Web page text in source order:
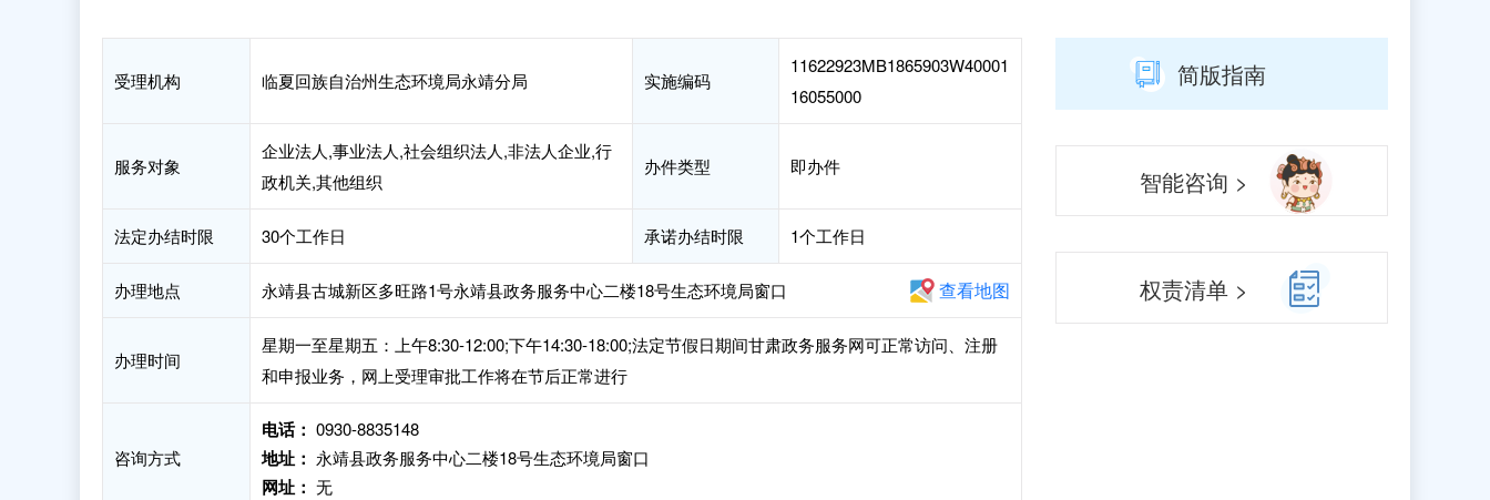
受理机构 临夏回族自治州生态环境局永靖分局 实施编码
11622923MB1865903W40001
16055000
服务对象
企业法人,事业法人,社会组织法人,非法人企业,行
政机关,其他组织
办件类型 即办件
法定办结时限 30个工作日 承诺办结时限 1个工作日
办理地点 永靖县古城新区多旺路1号永靖县政务服务中心二楼18号生态环境局窗口 查看地图
办理时间
星期一至星期五：上午8:30-12:00;下午14:30-18:00;法定节假日期间甘肃政务服务网可正常访问、注册
和申报业务，网上受理审批工作将在节后正常进行
咨询方式
电话： 0930-8835148
地址： 永靖县政务服务中心二楼18号生态环境局窗口
网址： 无
简版指南
智能咨询 >
权责清单 >